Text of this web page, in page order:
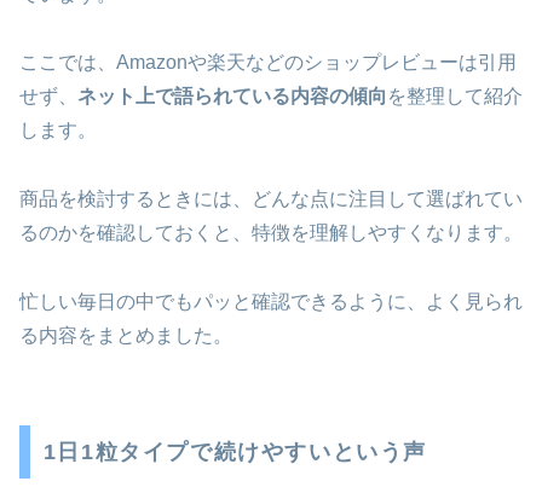
ここでは、Amazonや楽天などのショップレビューは引用
せず、 ネット上で語られている内容の傾向 を整理して紹介
します。
商品を検討するときには、どんな点に注目して選ばれてい
るのかを確認しておくと、特徴を理解しやすくなります。
忙しい毎日の中でもパッと確認できるように、よく見られ
る内容をまとめました。
1日1粒タイプで続けやすいという声